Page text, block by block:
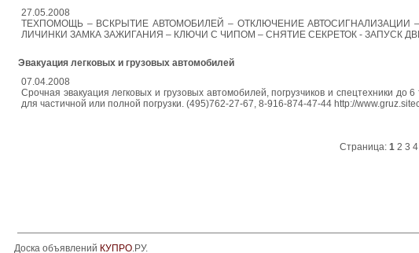
27.05.2008
ТЕХПОМОЩЬ – ВСКРЫТИЕ АВТОМОБИЛЕЙ – ОТКЛЮЧЕНИЕ АВТОСИГНАЛИЗАЦИИ
ЛИЧИНКИ ЗАМКА ЗАЖИГАНИЯ – КЛЮЧИ С ЧИПОМ – СНЯТИЕ СЕКРЕТОК - ЗАПУСК
Эвакуация легковых и грузовых автомобилей
07.04.2008
Срочная эвакуация легковых и грузовых автомобилей, погрузчиков и спецтехники
для частичной или полной погрузки. (495)762-27-67, 8-916-874-47-44 http://
Страница: 1 2 3 4
Доска объявлений КУПРО.РУ.